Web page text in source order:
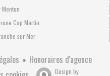
Cap Martin
sur Mer
Honoraires d'agence
Design by